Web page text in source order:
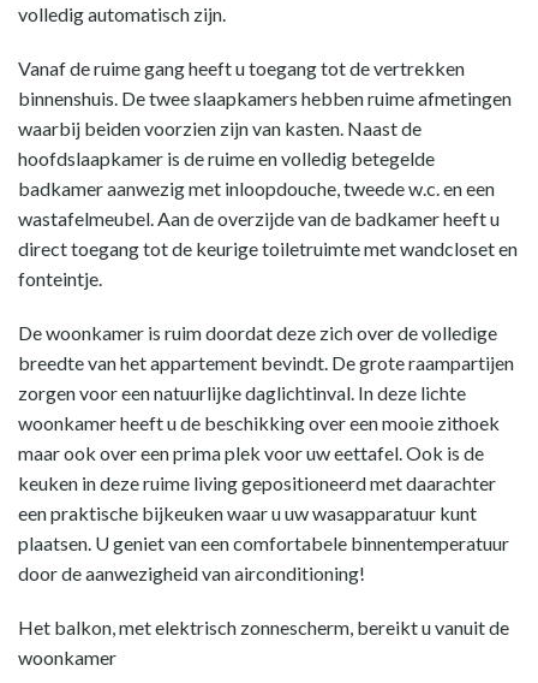
volledig automatisch zijn.
Vanaf de ruime gang heeft u toegang tot de vertrekken
binnenshuis. De twee slaapkamers hebben ruime afmetingen
waarbij beiden voorzien zijn van kasten. Naast de
hoofdslaapkamer is de ruime en volledig betegelde
badkamer aanwezig met inloopdouche, tweede w.c. en een
wastafelmeubel. Aan de overzijde van de badkamer heeft u
direct toegang tot de keurige toiletruimte met wandcloset en
fonteintje.
De woonkamer is ruim doordat deze zich over de volledige
breedte van het appartement bevindt. De grote raampartijen
zorgen voor een natuurlijke daglichtinval. In deze lichte
woonkamer heeft u de beschikking over een mooie zithoek
maar ook over een prima plek voor uw eettafel. Ook is de
keuken in deze ruime living gepositioneerd met daarachter
een praktische bijkeuken waar u uw wasapparatuur kunt
plaatsen. U geniet van een comfortabele binnentemperatuur
door de aanwezigheid van airconditioning!
Het balkon, met elektrisch zonnescherm, bereikt u vanuit de
woonkamer